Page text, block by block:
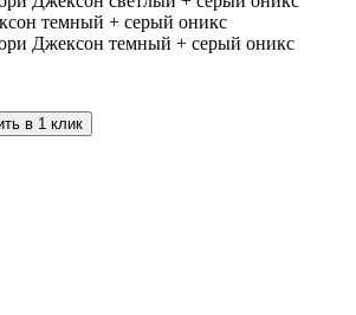
Джексон темный + серый оникс
в 1 клик